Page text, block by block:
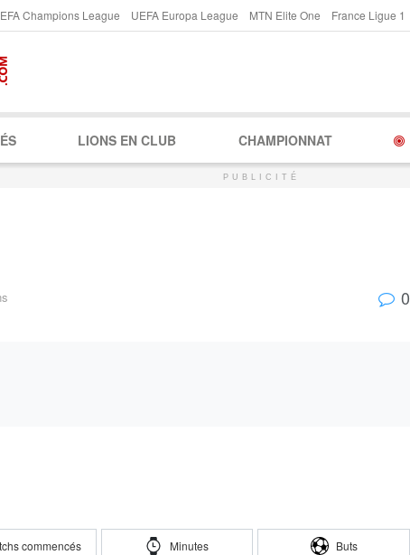
Champions League UEFA Europa League MTN Elite One France Ligue 1
LIONS EN CLUB CHAMPIONNAT
PUBLICITÉ
0
commencés Minutes Buts